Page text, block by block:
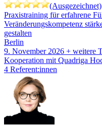
(Ausgezeichnet)
Praxistraining für erfahrene
Veränderungskompetenz
gestalten
Berlin
9. November 2026 + weitere
Kooperation mit Quadriga
4 Referent:innen